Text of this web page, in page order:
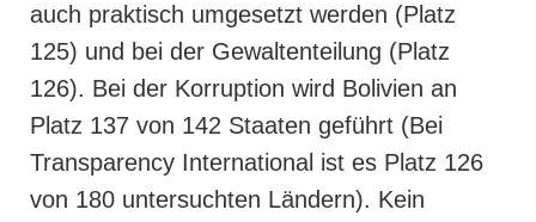
auch praktisch umgesetzt werden (Platz
125) und bei der Gewaltenteilung (Platz
126). Bei der Korruption wird Bolivien an
Platz 137 von 142 Staaten geführt (Bei
Transparency International ist es Platz 126
von 180 untersuchten Ländern). Kein